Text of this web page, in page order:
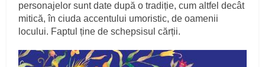
personajelor sunt date după o tradiție, cum altfel decât
mitică, în ciuda accentului umoristic, de oamenii
locului. Faptul ține de schepsisul cărții.